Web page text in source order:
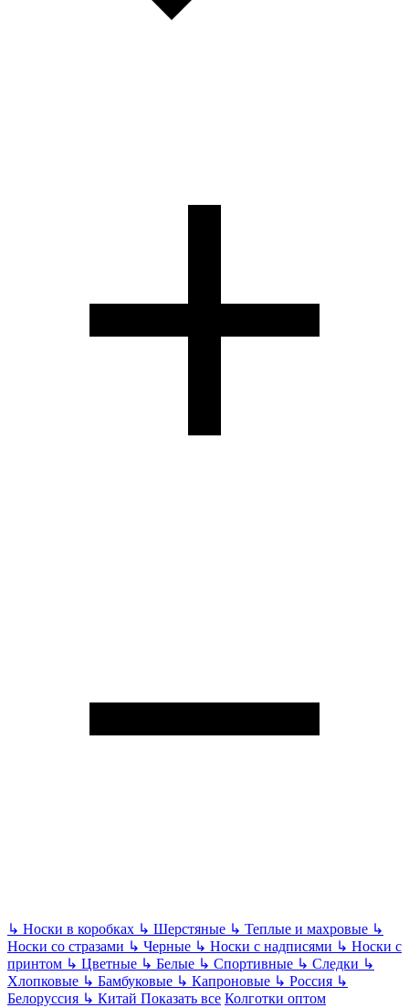
↳ Носки в коробках ↳ Шерстяные ↳ Теплые и махровые ↳
Носки со стразами ↳ Черные ↳ Носки с надписями ↳ Носки с
принтом ↳ Цветные ↳ Белые ↳ Спортивные ↳ Следки ↳
Хлопковые ↳ Бамбуковые ↳ Капроновые ↳ Россия ↳
Белоруссия ↳ Китай Показать все Колготки оптом